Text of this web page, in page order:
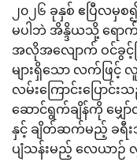
၂၀၂၆ ခုနှစ် ဧပြီလမှ
မပါဘဲ အိန္ဒိယသို့ ရော
အလိုအလျောက် ဝင်ခွင့်င
များရှိသော လက်ဖြင့်
လမ်းကြောင်းပြောင်
ဆောင်ရွက်ချိန်ကို မျှော်
နှင့် ချိတ်ဆက်မည့် ခရီ
ပျံသန်းမည့် လေယာဉ်